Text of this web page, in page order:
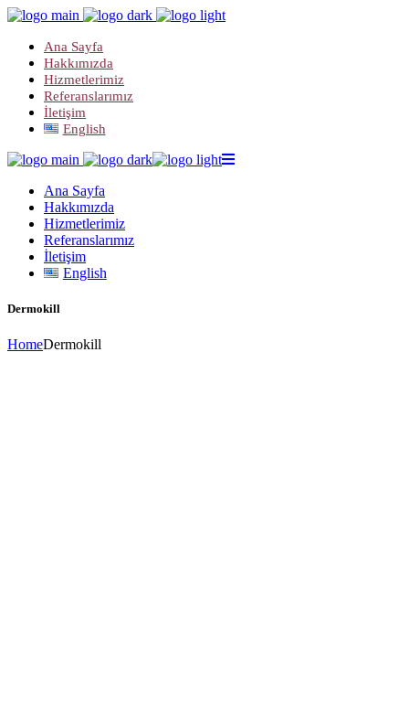
Ana Sayfa
Hakkımızda
Hizmetlerimiz
Referanslarımız
İletişim
English
Ana Sayfa
Hakkımızda
Hizmetlerimiz
Referanslarımız
İletişim
English
Dermokill
HomeDermokill